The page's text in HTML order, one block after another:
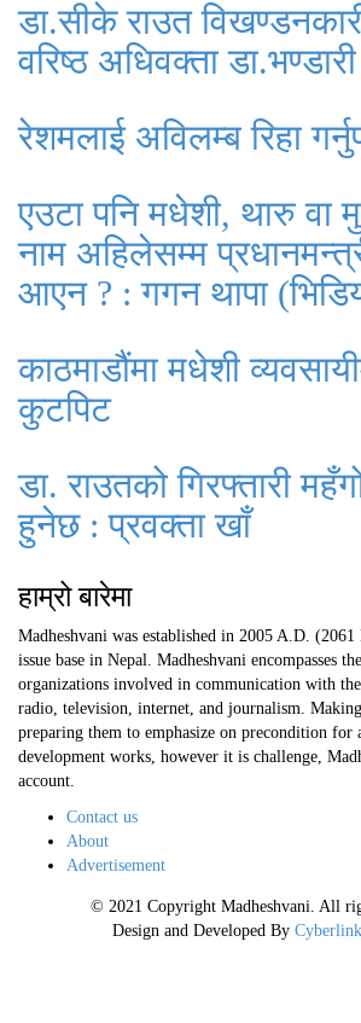
डा.सीके राउत
वरिष्ठ अधिवक्ता डा.भण्डारी
रेशमलाई अविलम्ब रिहा
एउटा पनि मधेशी, थारु वा
नाम अहिलेसम्म
आएन ? : गगन थापा
काठमाडौंमा मधेशी
कुटपिट
डा. राउतको गिरफ्तारी
हुनेछ : प्रवक्ता खाँ
हाम्रो बारेमा
Madheshvani was established in 2005 A.D. (2061
issue base in Nepal. Madheshvani encompasses
organizations involved in communication with
radio, television, internet, and journalism.
preparing them to emphasize on precondition for
development works, however it is challenge,
account.
Contact us
About
Advertisement
© 2021 Copyright Madheshvani. All
Design and Developed By